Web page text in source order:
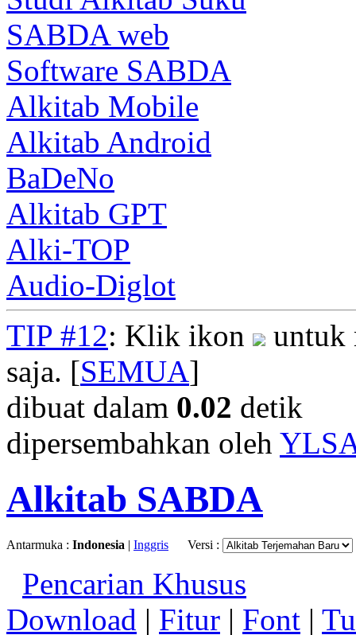
SABDA web
Software SABDA
Alkitab Mobile
Alkitab Android
BaDeNo
Alkitab GPT
Alki-TOP
Audio-Diglot
TIP #12: Klik ikon
untuk
saja. [SEMUA]
dibuat dalam 0.02 detik
dipersembahkan oleh
Alkitab SABDA
Antarmuka : Indonesia | Inggris Versi :
Pencarian Khusus
Download | Fitur | Font |